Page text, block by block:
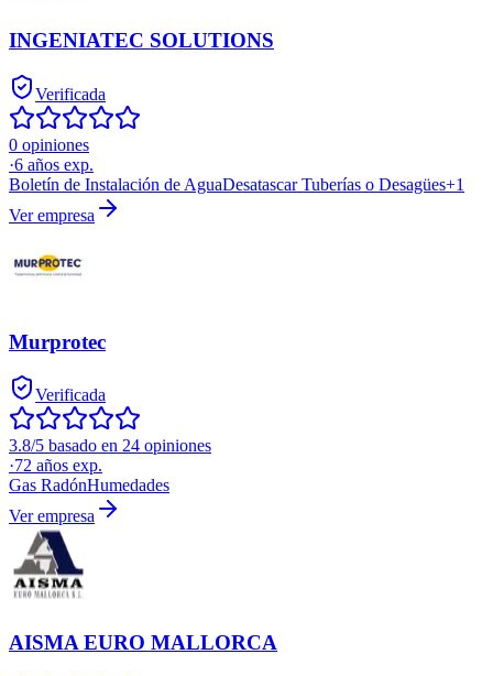
INGENIATEC SOLUTIONS
Verificada
0 opiniones
·6 años exp.
Boletín de Instalación de AguaDesatascar Tuberías o Desagües+1
Ver empresa
Murprotec
Verificada
3.8/5 basado en 24 opiniones
·72 años exp.
Gas RadónHumedades
Ver empresa
AISMA EURO MALLORCA